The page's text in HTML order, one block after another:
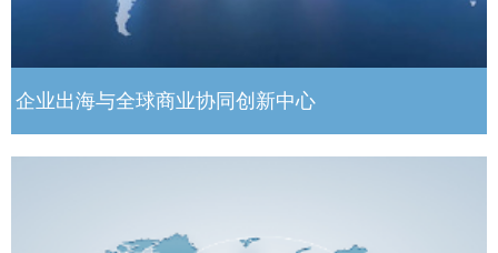
企业出海与全球商业协同创新中心